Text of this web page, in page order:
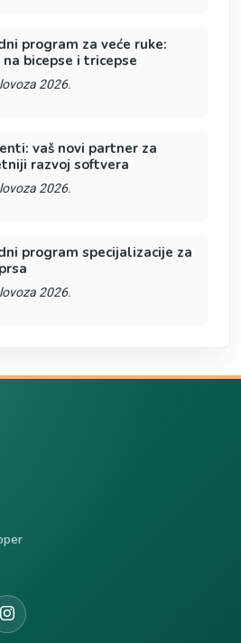
program za veće ruke:
bicepse i tricepse
2026.
vaš novi partner za
razvoj softvera
2026.
program specijalizacije za
2026.